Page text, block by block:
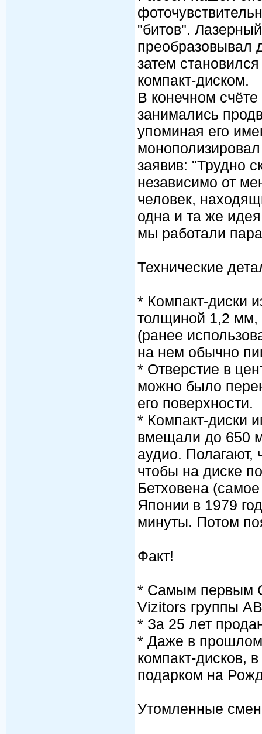
"битов".
преобразовывал
затем
компакт-диском.
В конечном
занимались
упоминая его
заявив: "Трудно
независимо от
человек,
одна и та же
мы работали
Технические
* Компакт-диски
толщиной 1,2 мм,
(ранее
на нем обычно
* Отверстие в
можно было
его поверхности.
* Компакт-диски
вмещали до 650
аудио. Полагают,
чтобы на диске
Бетховена
Японии в 1979
минуты. Потом
Факт!
* Самым первым
Vizitors группы
* За 25 лет
* Даже в прошлом
компакт-дисков,
подарком на
Утомленные